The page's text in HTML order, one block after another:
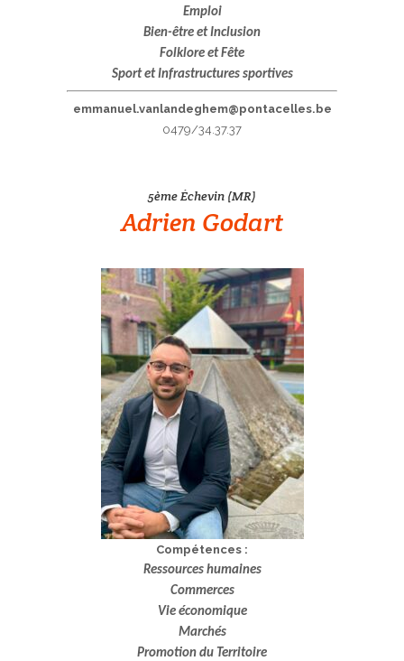
Emploi
Bien-être et Inclusion
Folklore et Fête
Sport et Infrastructures sportives
emmanuel.vanlandeghem@pontacelles.be
0479/34.37.37
5ème Échevin (MR)
Adrien Godart
Compétences :
Ressources humaines
Commerces
Vie économique
Marchés
Promotion du Territoire